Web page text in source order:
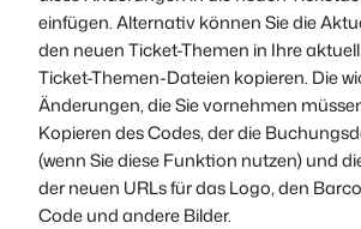
einfügen. Alternativ können Sie die
den neuen Ticket-Themen in Ihre
Ticket-Themen-Dateien kopieren. Die
Änderungen, die Sie vornehmen
Kopieren des Codes, der die
(wenn Sie diese Funktion nutzen) und
der neuen URLs für das Logo, den
Code und andere Bilder.